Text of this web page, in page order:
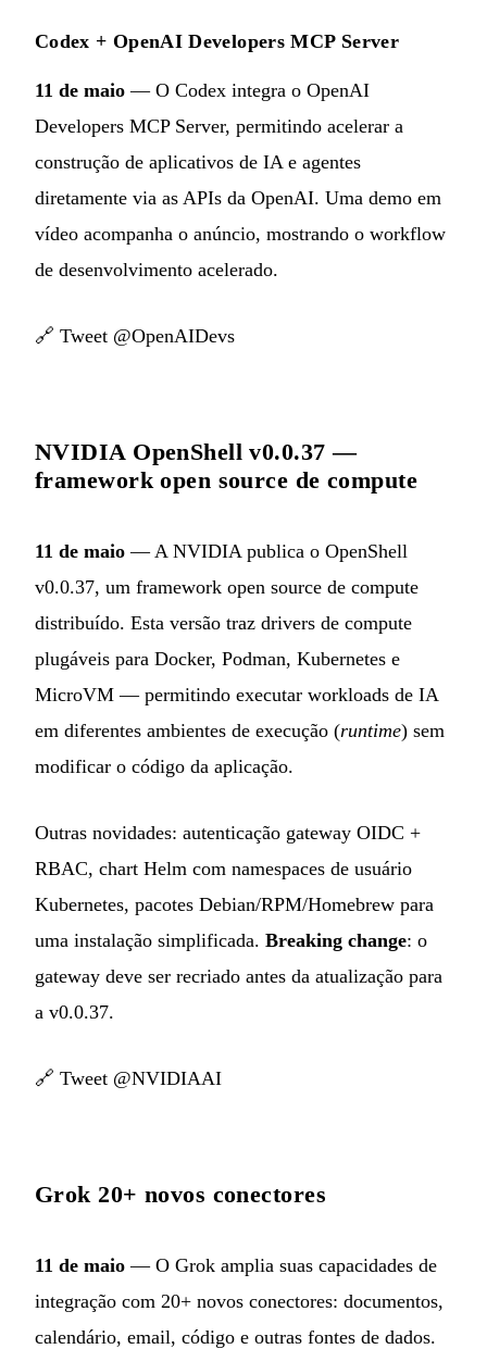
Codex + OpenAI Developers MCP Server
11 de maio — O Codex integra o OpenAI
Developers MCP Server, permitindo acelerar a
construção de aplicativos de IA e agentes
diretamente via as APIs da OpenAI. Uma demo em
vídeo acompanha o anúncio, mostrando o workflow
de desenvolvimento acelerado.
🔗 Tweet @OpenAIDevs
NVIDIA OpenShell v0.0.37 —
framework open source de compute
11 de maio — A NVIDIA publica o OpenShell
v0.0.37, um framework open source de compute
distribuído. Esta versão traz drivers de compute
plugáveis para Docker, Podman, Kubernetes e
MicroVM — permitindo executar workloads de IA
em diferentes ambientes de execução (runtime) sem
modificar o código da aplicação.
Outras novidades: autenticação gateway OIDC +
RBAC, chart Helm com namespaces de usuário
Kubernetes, pacotes Debian/RPM/Homebrew para
uma instalação simplificada. Breaking change: o
gateway deve ser recriado antes da atualização para
a v0.0.37.
🔗 Tweet @NVIDIAAI
Grok 20+ novos conectores
11 de maio — O Grok amplia suas capacidades de
integração com 20+ novos conectores: documentos,
calendário, email, código e outras fontes de dados.